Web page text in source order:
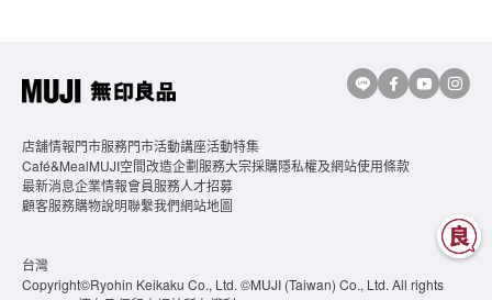
台灣
Copyright©Ryohin Keikaku Co., Ltd. ©MUJI (Taiwan) Co., Ltd. All rights
店舖情報門市服務門市活動講座活動特集
Café&MealMUJI空間改造企劃服務大宗採購隱私權及網站使用條款
最新消息企業情報會員服務人才招募
顧客服務購物說明聯繫我們網站地圖